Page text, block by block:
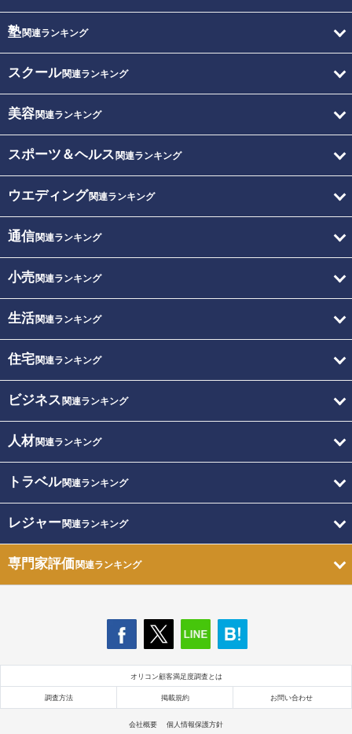
塾関連ランキング
スクール関連ランキング
美容関連ランキング
スポーツ＆ヘルス 関連ランキング
ウエディング関連ランキング
通信関連ランキング
小売関連ランキング
生活関連ランキング
住宅関連ランキング
ビジネス 関連ランキング
人材関連ランキング
トラベル関連ランキング
レジャー関連ランキング
専門家評価関連ランキング
オリコン顧客満足度調査とは
調査方法 掲載規約 お問い合わせ
会社概要 個人情報保護方針